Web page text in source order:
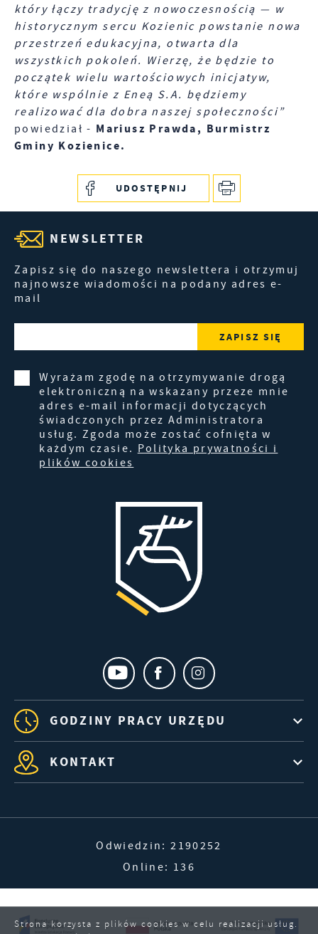
który łączy tradycję z nowoczesnością — w
historycznym sercu Kozienic powstanie nowa
przestrzeń edukacyjna, otwarta dla
wszystkich pokoleń. Wierzę, że będzie to
początek wielu wartościowych inicjatyw,
które wspólnie z Eneą S.A. będziemy
realizować dla dobra naszej społeczności”
powiedział - Mariusz Prawda, Burmistrz
Gminy Kozienice.
UDOSTĘPNIJ
NEWSLETTER
Zapisz się do naszego newslettera i otrzymuj
najnowsze wiadomości na podany adres e-
mail
Wyrażam zgodę na otrzymywanie drogą
elektroniczną na wskazany przeze mnie
adres e-mail informacji dotyczących
świadczonych przez Administratora
usług. Zgoda może zostać cofnięta w
każdym czasie. Polityka prywatności i
plików cookies
GODZINY PRACY URZĘDU
KONTAKT
Odwiedzin: 2190252
Online: 136
Strona korzysta z plików cookies w celu realizacji usług.